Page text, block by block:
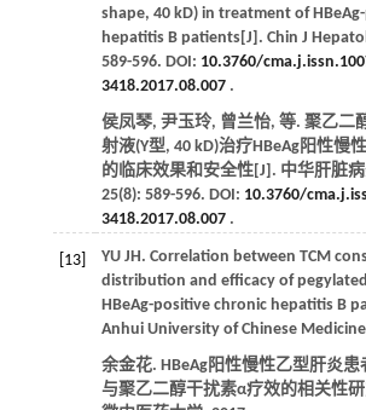
shape, 40 kD) in treatment of
hepatitis B patients[J]. Chin J Hepatol
589-596. DOI: 10.3760/
3418.2017.08.007.
侯凤琴, 尹玉玲, 曾兰怡, 等. 聚乙二
射液(Y型, 40 kD)治疗HBeAg阳性慢
的临床效果和安全性[J]. 中华肝脏
25(8): 589-596. DOI: 10.3760/
3418.2017.08.007.
[13] YU JH. Correlation between TCM
distribution and efficacy of
HBeAg-positive chronic hepatitis B
Anhui University of Chinese
余金花. HBeAg阳性慢性乙型肝炎
与聚乙二醇干扰素α疗效的相关性